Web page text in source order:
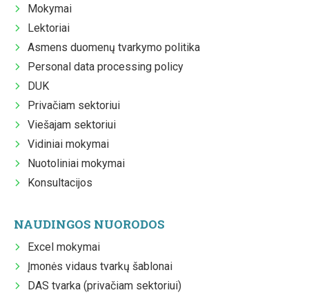
Mokymai
Lektoriai
Asmens duomenų tvarkymo politika
Personal data processing policy
DUK
Privačiam sektoriui
Viešajam sektoriui
Vidiniai mokymai
Nuotoliniai mokymai
Konsultacijos
NAUDINGOS NUORODOS
Excel mokymai
Įmonės vidaus tvarkų šablonai
DAS tvarka (privačiam sektoriui)